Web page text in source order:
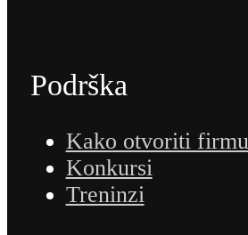
Podrška
Kako otvoriti firmu
Konkursi
Treninzi